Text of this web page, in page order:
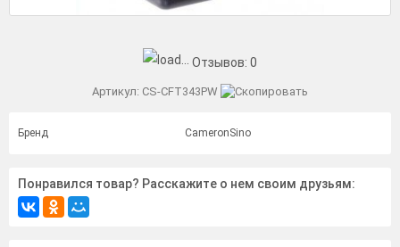
Отзывов: 0
Артикул: CS-CFT343PW
Бренд CameronSino
Понравился товар? Расскажите о нем своим друзьям: